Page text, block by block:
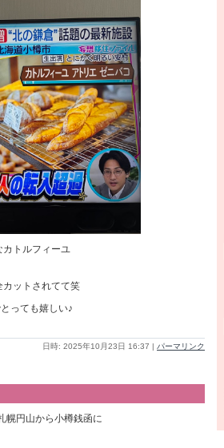
カトルフィーユ
カットされてて笑
っても嬉しい♪
日時: 2025年10月23日 16:37 | パーマリンク
幌円山から小樽銭函に